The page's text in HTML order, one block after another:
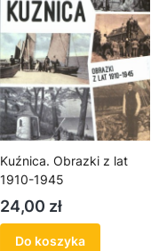
Kuźnica. Obrazki z lat
1910-1945
Cena
24,00 zł
Do koszyka